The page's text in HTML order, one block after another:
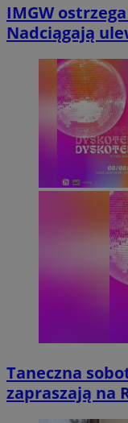
IMGW
Nadciągają
Taneczna
zapraszają na